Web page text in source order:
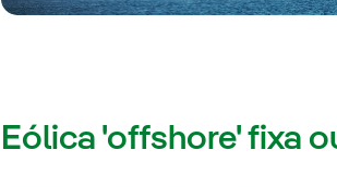
Eólica 'offshore' fixa